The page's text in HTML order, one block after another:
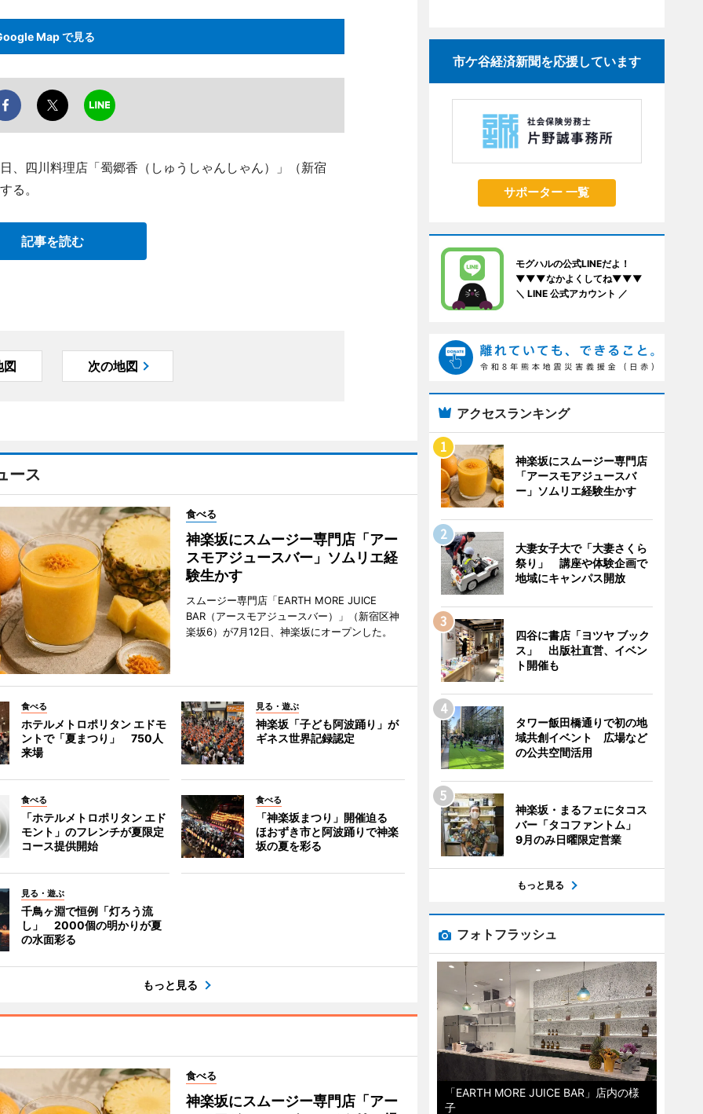
Map で見る
、四川料理店「蜀郷香（しゅうしゃんしゃん）」（新宿
る。
記事を読む
図 次の地図
ース
食べる
神楽坂にスムージー専門店「アー
スモアジュースバー」ソムリエ経
験生かす
スムージー専門店「EARTH MORE JUICE
BAR（アースモアジュースバー）」（新宿区神
楽坂6）が7月12日、神楽坂にオープンした。
食べる
ホテルメトロポリタン エドモ
ントで「夏まつり」 750人
来場
見る・遊ぶ
神楽坂「子ども阿波踊り」が
ギネス世界記録認定
食べる
「ホテルメトロポリタン エド
モント」のフレンチが夏限定
コース提供開始
食べる
「神楽坂まつり」開催迫る
ほおずき市と阿波踊りで神楽
坂の夏を彩る
見る・遊ぶ
千鳥ヶ淵で恒例「灯ろう流
し」 2000個の明かりが夏
の水面彩る
もっと見る
食べる
神楽坂にスムージー専門店「アー
市ケ谷経済新聞を応援しています
サポーター 一覧
モグハルの公式LINEだよ！
▼▼▼なかよくしてね▼▼▼
＼ LINE 公式アカウント ／
アクセスランキング
神楽坂にスムージー専門店
「アースモアジュースバ
ー」ソムリエ経験生かす
大妻女子大で「大妻さくら
祭り」 講座や体験企画で
地域にキャンパス開放
四谷に書店「ヨツヤ ブック
ス」 出版社直営、イベン
ト開催も
タワー飯田橋通りで初の地
域共創イベント 広場など
の公共空間活用
神楽坂・まるフェにタコス
バー「タコファントム」
9月のみ日曜限定営業
もっと見る
フォトフラッシュ
「EARTH MORE JUICE BAR」店内の様
子